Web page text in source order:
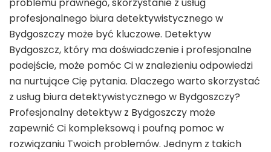
problemu prawnego, skorzystanie z usług
profesjonalnego biura detektywistycznego w
Bydgoszczy może być kluczowe. Detektyw
Bydgoszcz, który ma doświadczenie i profesjonalne
podejście, może pomóc Ci w znalezieniu odpowiedzi
na nurtujące Cię pytania. Dlaczego warto skorzystać
z usług biura detektywistycznego w Bydgoszczy?
Profesjonalny detektyw z Bydgoszczy może
zapewnić Ci kompleksową i poufną pomoc w
rozwiązaniu Twoich problemów. Jednym z takich